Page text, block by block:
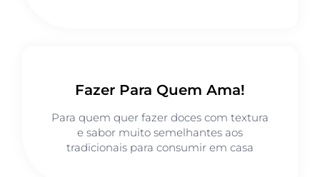
Fazer Para Quem Ama!
Para quem quer fazer doces com textura
e sabor muito semelhantes aos
tradicionais para consumir em casa